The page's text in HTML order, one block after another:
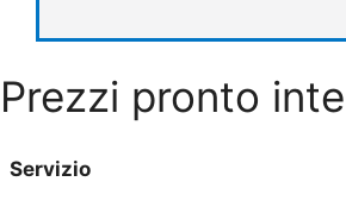
Prezzi pronto
Servizio